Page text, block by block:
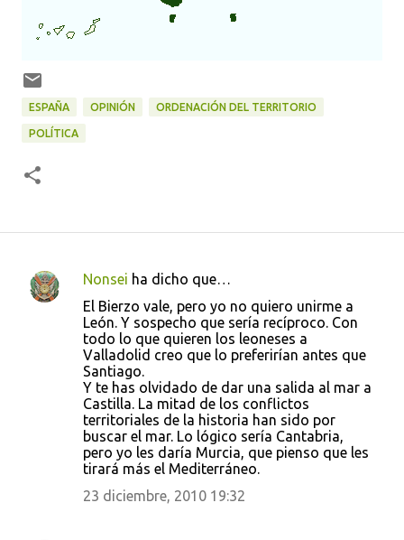
ESPAÑA OPINIÓN ORDENACIÓN DEL TERRITORIO
POLÍTICA
C
Nonsei ha dicho que…
El Bierzo vale, pero yo no quiero unirme a
León. Y sospecho que sería recíproco. Con
todo lo que quieren los leoneses a
Valladolid creo que lo preferirían antes que
Santiago.
Y te has olvidado de dar una salida al mar a
Castilla. La mitad de los conflictos
territoriales de la historia han sido por
buscar el mar. Lo lógico sería Cantabria,
pero yo les daría Murcia, que pienso que les
tirará más el Mediterráneo.
23 diciembre, 2010 19:32